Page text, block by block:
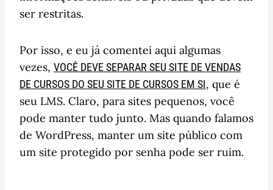
ser restritas.
Por isso, e eu já comentei aqui algumas
vezes, VOCÊ DEVE SEPARAR SEU SITE DE VENDAS
DE CURSOS DO SEU SITE DE CURSOS EM SI, que é
seu LMS. Claro, para sites pequenos, você
pode manter tudo junto. Mas quando falamos
de WordPress, manter um site público com
um site protegido por senha pode ser ruim.